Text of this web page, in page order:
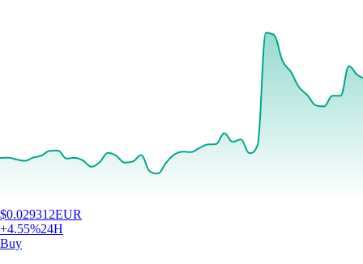
$0.029312EUR
+4.55%24H
Buy